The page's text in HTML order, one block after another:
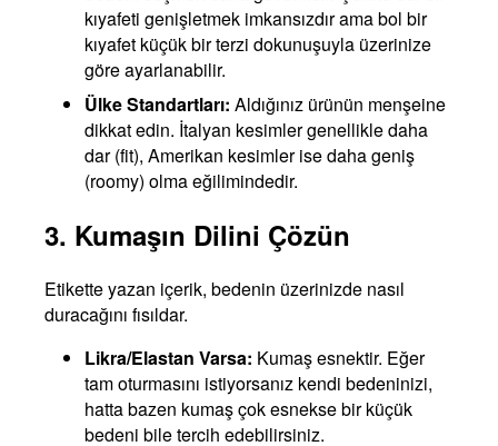
kıyafeti genişletmek imkansızdır ama bol bir
kıyafet küçük bir terzi dokunuşuyla üzerinize
göre ayarlanabilir.
Ülke Standartları: Aldığınız ürünün menşeine
dikkat edin. İtalyan kesimler genellikle daha
dar (fit), Amerikan kesimler ise daha geniş
(roomy) olma eğilimindedir.
3. Kumaşın Dilini Çözün
Etikette yazan içerik, bedenin üzerinizde nasıl
duracağını fısıldar.
Likra/Elastan Varsa: Kumaş esnektir. Eğer
tam oturmasını istiyorsanız kendi bedeninizi,
hatta bazen kumaş çok esnekse bir küçük
bedeni bile tercih edebilirsiniz.